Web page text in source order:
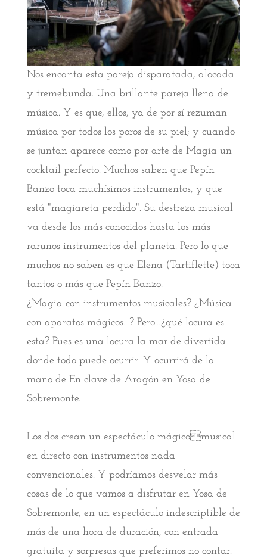
Nos encanta esta pareja disparatada, alocada
y tremebunda. Una brillante pareja llena de
música. Y es que, ellos, ya de por sí rezuman
música por todos los poros de su piel; y cuando
se juntan aparece como por arte de Magia un
cocktail perfecto. Muchos saben que Pepín
Banzo toca muchísimos instrumentos, y que
está "magiareta perdido". Su destreza musical
va desde los más conocidos hasta los más
rarunos instrumentos del planeta. Pero lo que
muchos no saben es que Elena (Tartiflette) toca
tantos o más que Pepín Banzo.
¿Magia con instrumentos musicales? ¿Música
con aparatos mágicos…? Pero…¿qué locura es
esta? Pues es una locura la mar de divertida
donde todo puede ocurrir. Y ocurrirá de la
mano de En clave de Aragón en Yosa de
Sobremonte.
Los dos crean un espectáculo mágicomusical
en directo con instrumentos nada
convencionales. Y podríamos desvelar más
cosas de lo que vamos a disfrutar en Yosa de
Sobremonte, en un espectáculo indescriptible de
más de una hora de duración, con entrada
gratuita y sorpresas que preferimos no contar.